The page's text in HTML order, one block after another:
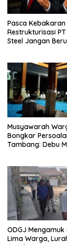
Pasca Kebakaran
Restrukturisasi
Steel Jangan
Musyawarah
Bongkar
Tambang: Debu
ODGJ
Lima Warga,